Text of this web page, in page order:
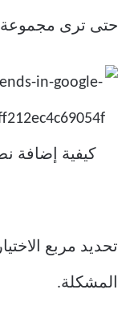
حتى ترى مجموعة
تحديد مربع
المشكلة.